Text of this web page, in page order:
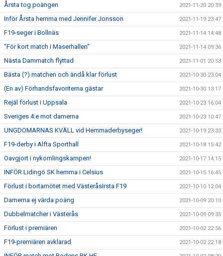
Årsta tog poängen 2021-11-20 20:39
Inför Årsta hemma med Jennifer Jonsson 2021-11-19 23:47
F19-seger i Bollnäs 2021-11-14 14:48
"För kort match i Maserhallen" 2021-11-14 09:36
Nästa Dammatch flyttad 2021-11-01 20:53
Bästa (?) matchen och ändå klar förlust 2021-10-30 23:04
(En av) Förhandsfavoriterna gästar 2021-10-30 13:17
Rejäl förlust i Uppsala 2021-10-23 16:04
Sveriges 4:e mot damerna 2021-10-23 10:47
UNGDOMARNAS KVÄLL vid Hemmaderbyseger! 2021-10-19 23:33
F19-derby i Alfta Sporthall 2021-10-18 15:42
Oavgjort i nykomlingskampen! 2021-10-17 14:15
INFÖR Lidingö SK hemma i Celsius 2021-10-15 16:45
Förlust i bortamötet med VästeråsIrsta F19 2021-10-10 12:04
Damerna ej värda poäng 2021-10-09 20:10
Dubbelmatcher i Västerås 2021-10-09 09:35
Förlust i premiären 2021-10-02 22:56
F19-premiären avklarad 2021-10-02 22:18